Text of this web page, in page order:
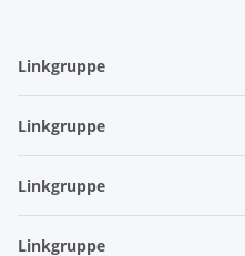
Linkgruppe
Linkgruppe
Linkgruppe
Linkgruppe